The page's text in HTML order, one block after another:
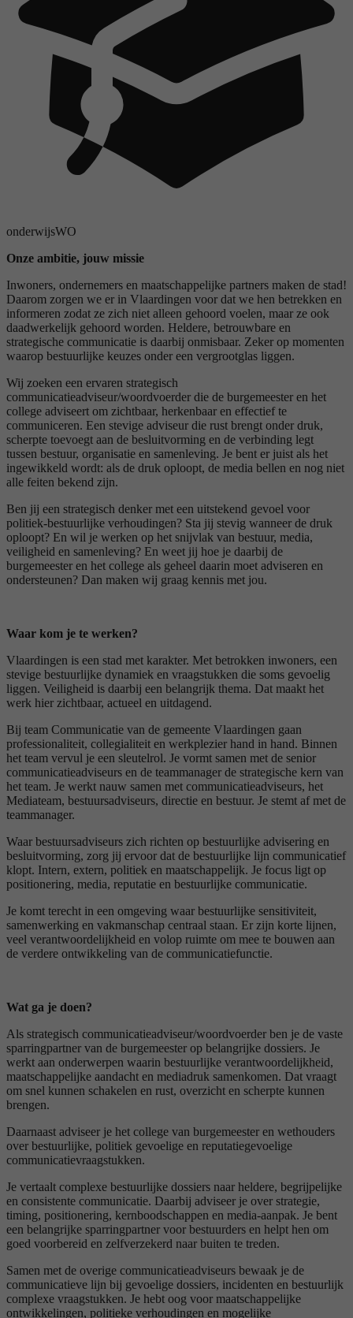
onderwijsWO
Onze ambitie, jouw missie
Inwoners, ondernemers en maatschappelijke partners maken de stad!
Daarom zorgen we er in Vlaardingen voor dat we hen betrekken en
informeren zodat ze zich niet alleen gehoord voelen, maar ze ook
daadwerkelijk gehoord worden. Heldere, betrouwbare en
strategische communicatie is daarbij onmisbaar. Zeker op momenten
waarop bestuurlijke keuzes onder een vergrootglas liggen.
Wij zoeken een ervaren strategisch
communicatieadviseur/woordvoerder die de burgemeester en het
college adviseert om zichtbaar, herkenbaar en effectief te
communiceren. Een stevige adviseur die rust brengt onder druk,
scherpte toevoegt aan de besluitvorming en de verbinding legt
tussen bestuur, organisatie en samenleving. Je bent er juist als het
ingewikkeld wordt: als de druk oploopt, de media bellen en nog niet
alle feiten bekend zijn.
Ben jij een strategisch denker met een uitstekend gevoel voor
politiek-bestuurlijke verhoudingen? Sta jij stevig wanneer de druk
oploopt? En wil je werken op het snijvlak van bestuur, media,
veiligheid en samenleving? En weet jij hoe je daarbij de
burgemeester en het college als geheel daarin moet adviseren en
ondersteunen? Dan maken wij graag kennis met jou.
Waar kom je te werken?
Vlaardingen is een stad met karakter. Met betrokken inwoners, een
stevige bestuurlijke dynamiek en vraagstukken die soms gevoelig
liggen. Veiligheid is daarbij een belangrijk thema. Dat maakt het
werk hier zichtbaar, actueel en uitdagend.
Bij team Communicatie van de gemeente Vlaardingen gaan
professionaliteit, collegialiteit en werkplezier hand in hand. Binnen
het team vervul je een sleutelrol. Je vormt samen met de senior
communicatieadviseurs en de teammanager de strategische kern van
het team. Je werkt nauw samen met communicatieadviseurs, het
Mediateam, bestuursadviseurs, directie en bestuur. Je stemt af met de
teammanager.
Waar bestuursadviseurs zich richten op bestuurlijke advisering en
besluitvorming, zorg jij ervoor dat de bestuurlijke lijn communicatief
klopt. Intern, extern, politiek en maatschappelijk. Je focus ligt op
positionering, media, reputatie en bestuurlijke communicatie.
Je komt terecht in een omgeving waar bestuurlijke sensitiviteit,
samenwerking en vakmanschap centraal staan. Er zijn korte lijnen,
veel verantwoordelijkheid en volop ruimte om mee te bouwen aan
de verdere ontwikkeling van de communicatiefunctie.
Wat ga je doen?
Als strategisch communicatieadviseur/woordvoerder ben je de vaste
sparringpartner van de burgemeester op belangrijke dossiers. Je
werkt aan onderwerpen waarin bestuurlijke verantwoordelijkheid,
maatschappelijke aandacht en mediadruk samenkomen. Dat vraagt
om snel kunnen schakelen en rust, overzicht en scherpte kunnen
brengen.
Daarnaast adviseer je het college van burgemeester en wethouders
over bestuurlijke, politiek gevoelige en reputatiegevoelige
communicatievraagstukken.
Je vertaalt complexe bestuurlijke dossiers naar heldere, begrijpelijke
en consistente communicatie. Daarbij adviseer je over strategie,
timing, positionering, kernboodschappen en media-aanpak. Je bent
een belangrijke sparringpartner voor bestuurders en helpt hen om
goed voorbereid en zelfverzekerd naar buiten te treden.
Samen met de overige communicatieadviseurs bewaak je de
communicatieve lijn bij gevoelige dossiers, incidenten en bestuurlijk
complexe vraagstukken. Je hebt oog voor maatschappelijke
ontwikkelingen, politieke verhoudingen en mogelijke